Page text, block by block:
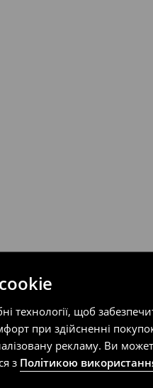
технології, щоб
при здійсненні
рекламу. Ви
з Політикою